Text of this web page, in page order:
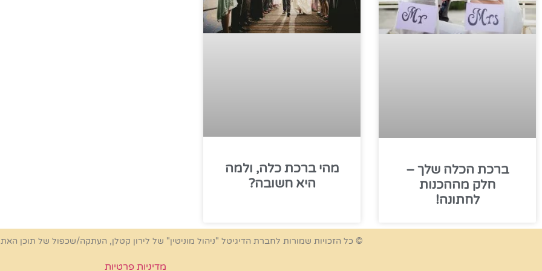
ברכת הכלה שלך –
חלק מההכנות
לחתונה!
מהי ברכת כלה, ולמה
היא חשובה?
© כל הזכויות שמורות לחברת הדיגיטל "ניהול מוניטין" של לירון קטלן, העתקה/שכפול של תוכן
מדיניות פרטיות